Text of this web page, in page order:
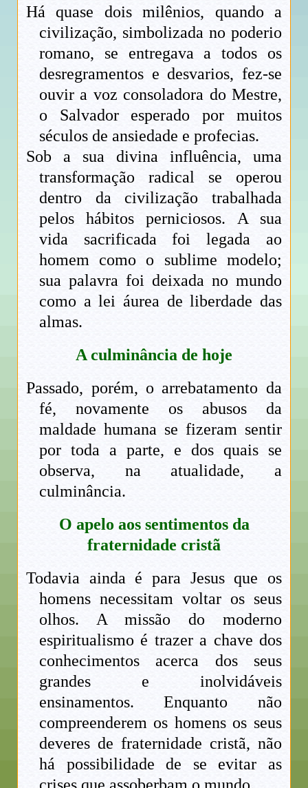
Há quase dois milênios, quando a
civilização, simbolizada no poderio
romano, se entregava a todos os
desregramentos e desvarios, fez-se
ouvir a voz consoladora do Mestre,
o Salvador esperado por muitos
séculos de ansiedade e profecias.
Sob a sua divina influência, uma
transformação radical se operou
dentro da civilização trabalhada
pelos hábitos perniciosos. A sua
vida sacrificada foi legada ao
homem como o sublime modelo;
sua palavra foi deixada no mundo
como a lei áurea de liberdade das
almas.
A culminância de hoje
Passado, porém, o arrebatamento da
fé, novamente os abusos da
maldade humana se fizeram sentir
por toda a parte, e dos quais se
observa, na atualidade, a
culminância.
O apelo aos sentimentos da
fraternidade cristã
Todavia ainda é para Jesus que os
homens necessitam voltar os seus
olhos. A missão do moderno
espiritualismo é trazer a chave dos
conhecimentos acerca dos seus
grandes e inolvidáveis
ensinamentos. Enquanto não
compreenderem os homens os seus
deveres de fraternidade cristã, não
há possibilidade de se evitar as